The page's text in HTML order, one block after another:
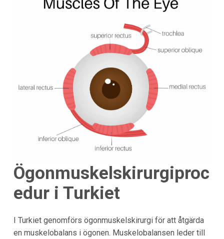
Ögonmuskelskirurgiproc
edur i Turkiet
I Turkiet genomförs ögonmuskelskirurgi för att åtgärda
en muskelobalans i ögonen. Muskelobalansen leder till